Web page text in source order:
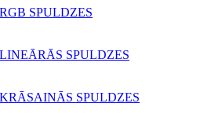
SPULDZES
SPULDZES
SPULDZES